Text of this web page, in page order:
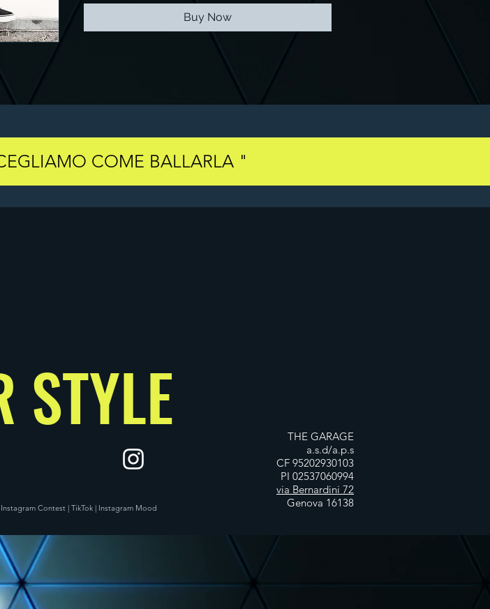
Buy Now
COME BALLARLA "
STYLE
Contest | TikTok | Instagram Mood
THE GARAGE
a.s.d/a.p.s
CF 95202930103
PI 02537060994
via Bernardini 72
Genova 16138